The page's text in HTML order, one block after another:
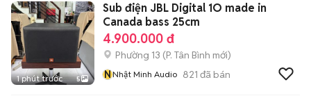
1 phút trước 5
Sub điện JBL Digital 1O made in
Canada bass 25cm
4.900.000 đ
Phường 13 (P. Tân Bình mới)
NNhật Minh Audio 821 đã bán